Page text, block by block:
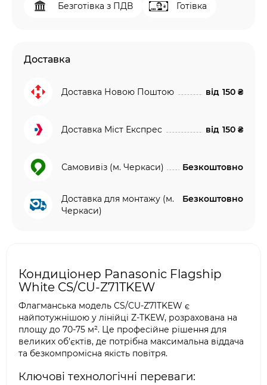
Безготівка з ПДВ Готівка
Доставка
Доставка Новою Поштою від 150 ₴
Доставка Міст Експрес від 150 ₴
Самовивіз (м. Черкаси) Безкоштовно
Доставка для монтажу (м.
Черкаси)
Безкоштовно
Кондиціонер Panasonic Flagship
White CS/CU-Z71TKEW
Флагманська модель CS/CU-Z71TKEW є
найпотужнішою у лінійці Z-TKEW, розрахована на
площу до 70-75 м². Це професійне рішення для
великих об'єктів, де потрібна максимальна віддача
та безкомпромісна якість повітря.
Ключові технологічні переваги: